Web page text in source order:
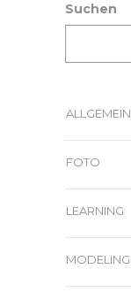
Suchen
ALLGEMEIN
FOTO
LEARNING
MODELING